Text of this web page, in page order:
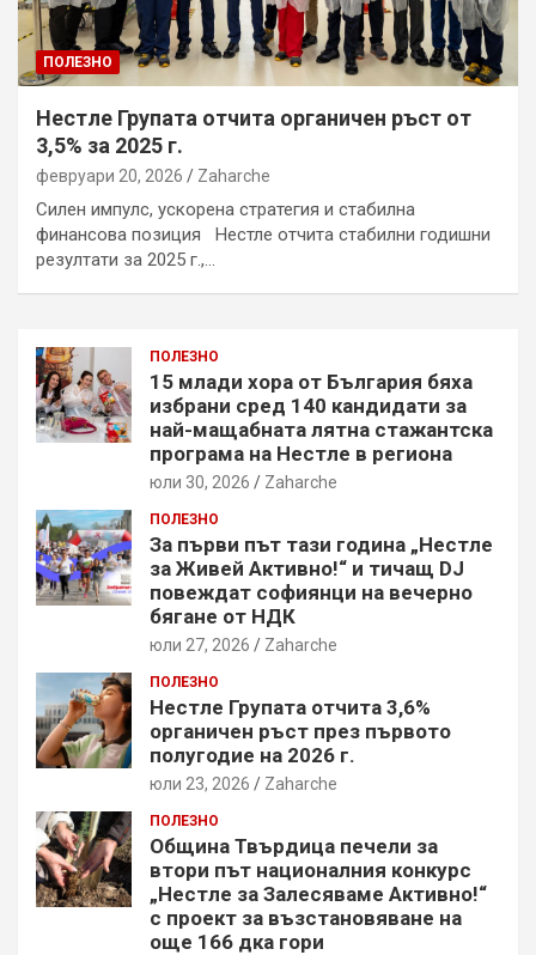
ПОЛЕЗНО
Нестле Групата отчита органичен ръст от
3,5% за 2025 г.
февруари 20, 2026 Zaharche
Силен импулс, ускорена стратегия и стабилна
финансова позиция Нестле отчита стабилни годишни
резултати за 2025 г.,…
ПОЛЕЗНО
15 млади хора от България бяха
избрани сред 140 кандидати за
най-мащабната лятна стажантска
програма на Нестле в региона
юли 30, 2026 Zaharche
ПОЛЕЗНО
За първи път тази година „Нестле
за Живей Активно!“ и тичащ DJ
повеждат софиянци на вечерно
бягане от НДК
юли 27, 2026 Zaharche
ПОЛЕЗНО
Нестле Групата отчита 3,6%
органичен ръст през първото
полугодие на 2026 г.
юли 23, 2026 Zaharche
ПОЛЕЗНО
Община Твърдица печели за
втори път националния конкурс
„Нестле за Залесяваме Активно!“
с проект за възстановяване на
още 166 дка гори